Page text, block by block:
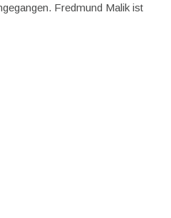
Fredmund Malik ist